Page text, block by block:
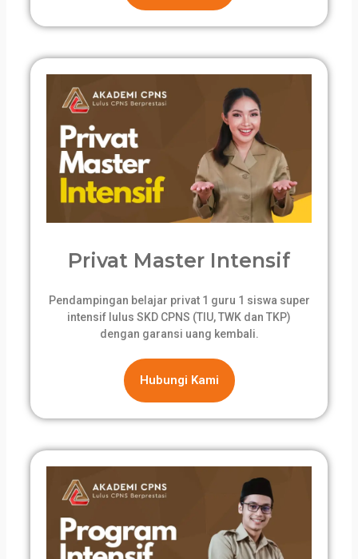
Privat Master Intensif
Pendampingan belajar privat 1 guru 1 siswa super
intensif lulus SKD CPNS (TIU, TWK dan TKP)
dengan garansi uang kembali.
Hubungi Kami